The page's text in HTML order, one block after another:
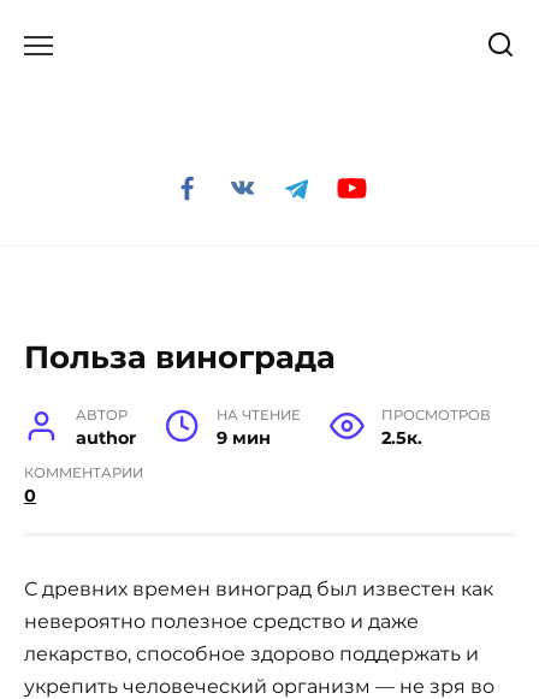
Польза винограда
АВТОР
author
НА ЧТЕНИЕ
9 мин
ПРОСМОТРОВ
2.5к.
КОММЕНТАРИИ
0
С древних времен виноград был известен как
невероятно полезное средство и даже
лекарство, способное здорово поддержать и
укрепить человеческий организм — не зря во